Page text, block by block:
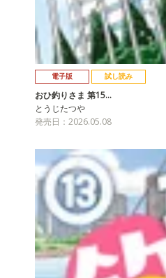
電子版 試し読み
おひ釣りさま 第15…
とうじたつや
発売日：2026.05.08